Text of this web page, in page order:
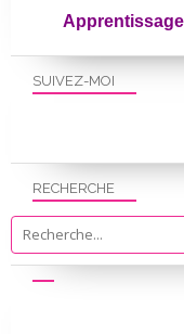
SUIVEZ-MOI
RECHERCHE